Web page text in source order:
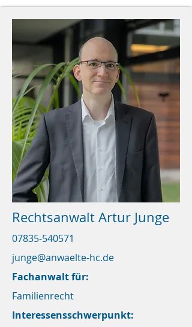
Rechtsanwalt Artur Junge
07835-540571
junge@anwaelte-hc.de
Fachanwalt für:
Familienrecht
Interessensschwerpunkt: